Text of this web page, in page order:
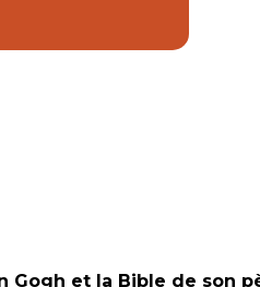
Gogh et la Bible de son